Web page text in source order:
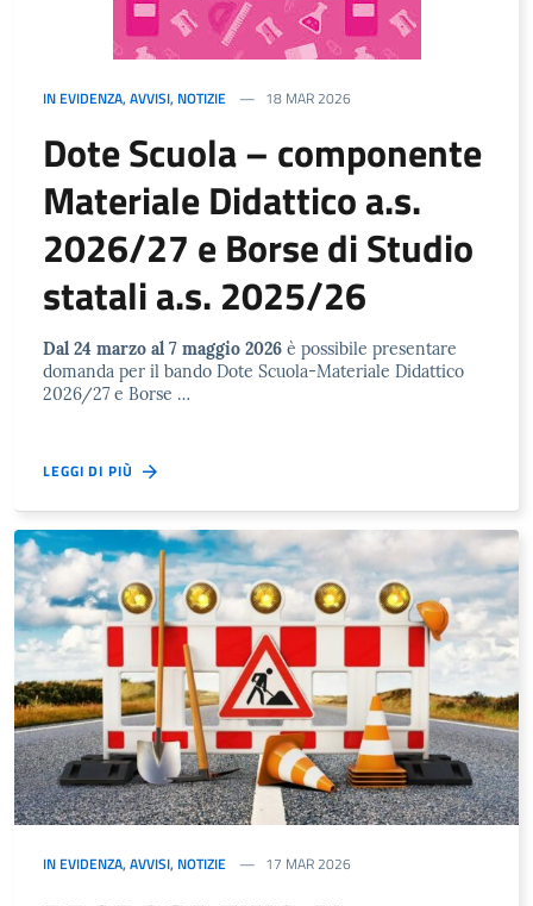
IN EVIDENZA, AVVISI, NOTIZIE 18 MAR 2026
Dote Scuola – componente
Materiale Didattico a.s.
2026/27 e Borse di Studio
statali a.s. 2025/26
Dal 24 marzo al 7 maggio 2026 è possibile presentare
domanda per il bando Dote Scuola-Materiale Didattico
2026/27 e Borse …
LEGGI DI PIÙ
IN EVIDENZA, AVVISI, NOTIZIE 17 MAR 2026